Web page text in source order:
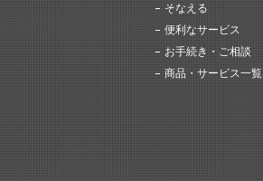
そなえる
便利なサービス
お手続き・ご相談
商品・サービス一覧